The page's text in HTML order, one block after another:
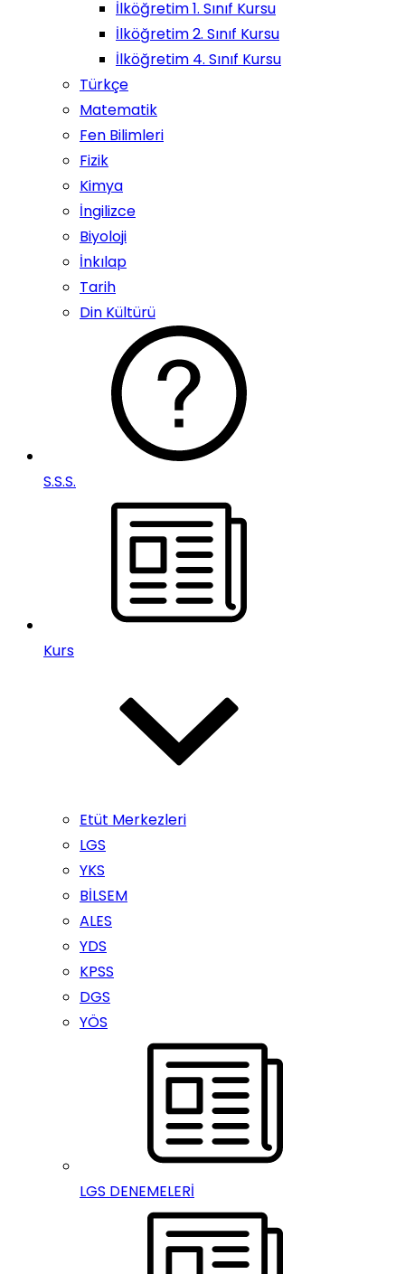
İlköğretim 1. Sınıf Kursu
İlköğretim 2. Sınıf Kursu
İlköğretim 4. Sınıf Kursu
Türkçe
Matematik
Fen Bilimleri
Fizik
Kimya
İngilizce
Biyoloji
İnkılap
Tarih
Din Kültürü
S.S.S.
Kurs
Etüt Merkezleri
LGS
YKS
BİLSEM
ALES
YDS
KPSS
DGS
YÖS
LGS DENEMELERİ